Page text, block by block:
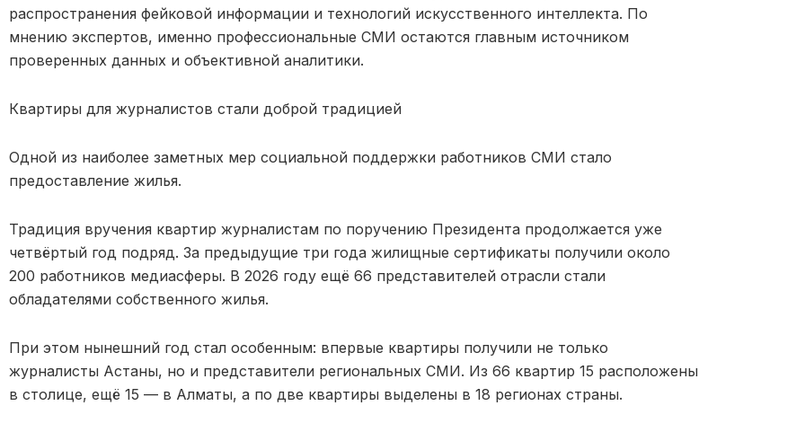
распространения фейковой информации и технологий искусственного интеллекта. По
мнению экспертов, именно профессиональные СМИ остаются главным источником
проверенных данных и объективной аналитики.
Квартиры для журналистов стали доброй традицией
Одной из наиболее заметных мер социальной поддержки работников СМИ стало
предоставление жилья.
Традиция вручения квартир журналистам по поручению Президента продолжается уже
четвёртый год подряд. За предыдущие три года жилищные сертификаты получили около
200 работников медиасферы. В 2026 году ещё 66 представителей отрасли стали
обладателями собственного жилья.
При этом нынешний год стал особенным: впервые квартиры получили не только
журналисты Астаны, но и представители региональных СМИ. Из 66 квартир 15 расположены
в столице, ещё 15 — в Алматы, а по две квартиры выделены в 18 регионах страны.